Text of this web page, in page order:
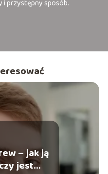
przystępny sposób.
– jak ją
jest